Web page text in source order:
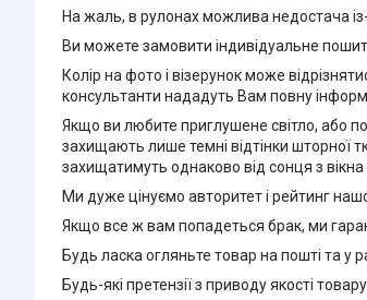
На жаль, в рулонах можлива недостача
Ви можете замовити індивідуальне
Колір на фото і візерунок може
консультанти нададуть Вам повну
Якщо ви любите приглушене світло, або
захищають лише темні відтінки шторної
захищатимуть однаково від сонця з
Ми дуже цінуємо авторитет і рейтинг
Якщо все ж вам попадеться брак, ми
Будь ласка огляньте товар на пошті та у
Будь-які претензії з приводу якості